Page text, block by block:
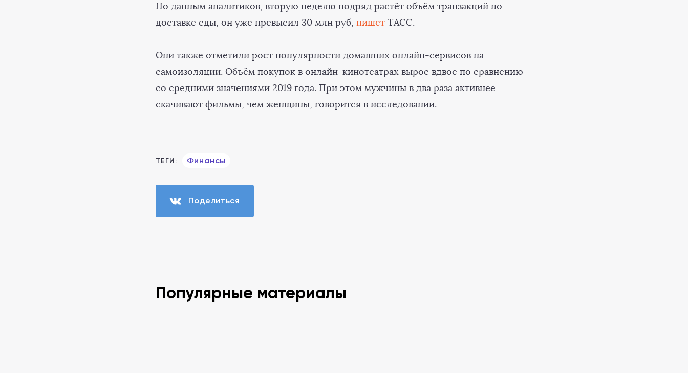
По данным аналитиков, вторую неделю подряд растёт объём транзакций по
доставке еды, он уже превысил 30 млн руб, пишет ТАСС.
Они также отметили рост популярности домашних онлайн-сервисов на
самоизоляции. Объём покупок в онлайн-кинотеатрах вырос вдвое по сравнению
со средними значениями 2019 года. При этом мужчины в два раза активнее
скачивают фильмы, чем женщины, говорится в исследовании.
ТЕГИ: Финансы
Поделиться
Популярные материалы